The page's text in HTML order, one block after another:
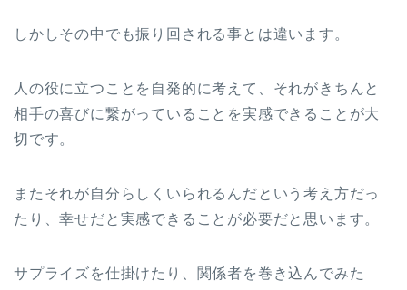
しかしその中でも振り回される事とは違います。
人の役に立つことを自発的に考えて、それがきちんと
相手の喜びに繋がっていることを実感できることが大
切です。
またそれが自分らしくいられるんだという考え方だっ
たり、幸せだと実感できることが必要だと思います。
サプライズを仕掛けたり、関係者を巻き込んでみた